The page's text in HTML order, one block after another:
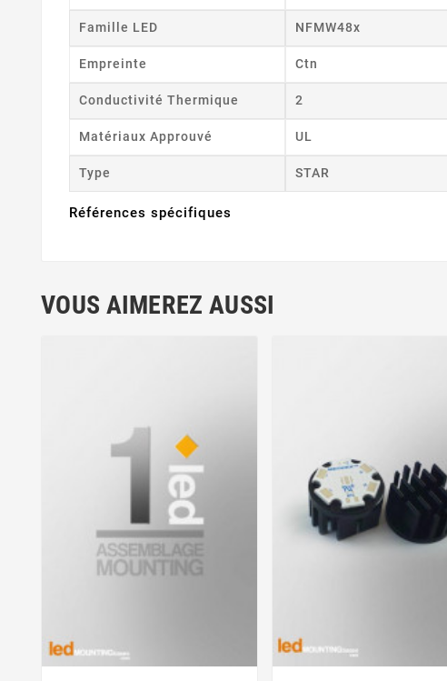
Famille LED NFMW48x
Empreinte Ctn
Conductivité Thermique 2
Matériaux Approuvé UL
Type STAR
Références spécifiques
VOUS AIMEREZ AUSSI